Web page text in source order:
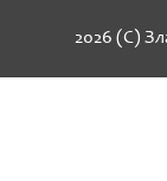
2026 (C)